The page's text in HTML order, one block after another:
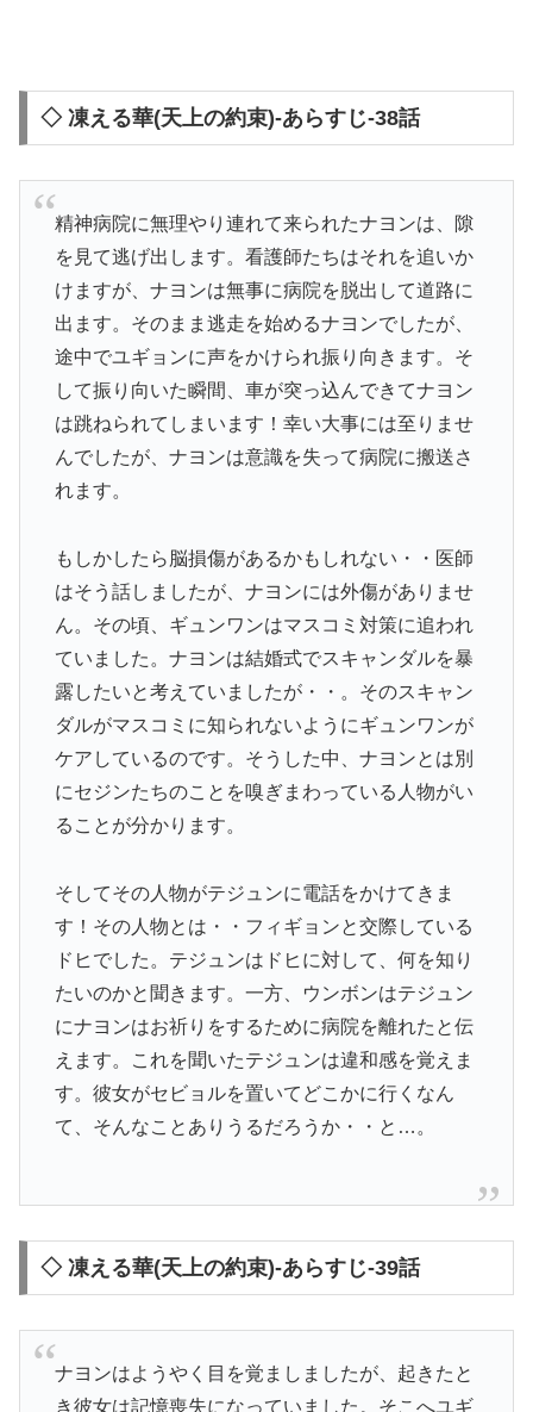
◇ 凍える華(天上の約束)-あらすじ-38話
精神病院に無理やり連れて来られたナヨンは、隙
を見て逃げ出します。看護師たちはそれを追いか
けますが、ナヨンは無事に病院を脱出して道路に
出ます。そのまま逃走を始めるナヨンでしたが、
途中でユギョンに声をかけられ振り向きます。そ
して振り向いた瞬間、車が突っ込んできてナヨン
は跳ねられてしまいます！幸い大事には至りませ
んでしたが、ナヨンは意識を失って病院に搬送さ
れます。
もしかしたら脳損傷があるかもしれない・・医師
はそう話しましたが、ナヨンには外傷がありませ
ん。その頃、ギュンワンはマスコミ対策に追われ
ていました。ナヨンは結婚式でスキャンダルを暴
露したいと考えていましたが・・。そのスキャン
ダルがマスコミに知られないようにギュンワンが
ケアしているのです。そうした中、ナヨンとは別
にセジンたちのことを嗅ぎまわっている人物がい
ることが分かります。
そしてその人物がテジュンに電話をかけてきま
す！その人物とは・・フィギョンと交際している
ドヒでした。テジュンはドヒに対して、何を知り
たいのかと聞きます。一方、ウンボンはテジュン
にナヨンはお祈りをするために病院を離れたと伝
えます。これを聞いたテジュンは違和感を覚えま
す。彼女がセビョルを置いてどこかに行くなん
て、そんなことありうるだろうか・・と…。
◇ 凍える華(天上の約束)-あらすじ-39話
ナヨンはようやく目を覚ましましたが、起きたと
き彼女は記憶喪失になっていました。そこへユギ